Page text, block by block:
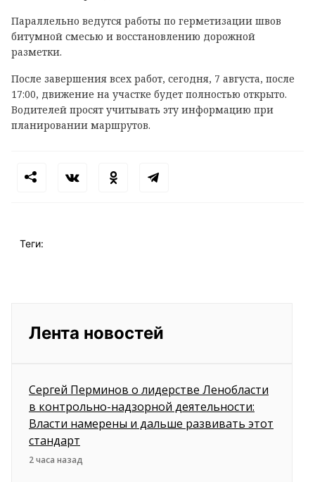
Параллельно ведутся работы по герметизации швов
битумной смесью и восстановлению дорожной
разметки.
После завершения всех работ, сегодня, 7 августа, после
17:00, движение на участке будет полностью открыто.
Водителей просят учитывать эту информацию при
планировании маршрутов.
Теги:
Лента новостей
Сергей Перминов о лидерстве Ленобласти
в контрольно-надзорной деятельности:
Власти намерены и дальше развивать этот
стандарт
2 часа назад